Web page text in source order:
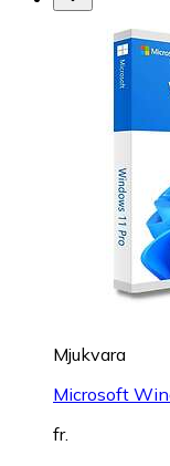
Mjukvara
Microsoft
fr.